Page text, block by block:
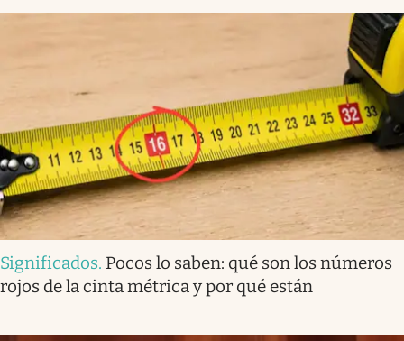
Significados. Pocos lo saben: qué son los números
rojos de la cinta métrica y por qué están